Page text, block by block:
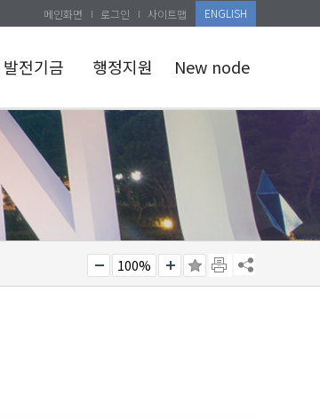
메인화면 로그인 사이트맵 ENGLISH
발전기금
발전기금
참여안내
발전기금종류
발전기금
참여하기
발전기금
사용용도
기부자예우
행정지원
개교50주년행사
공지사항
교육관련
공개자료실
행정공용서식
소식지
수집현황
시설사용예약
New node
100%